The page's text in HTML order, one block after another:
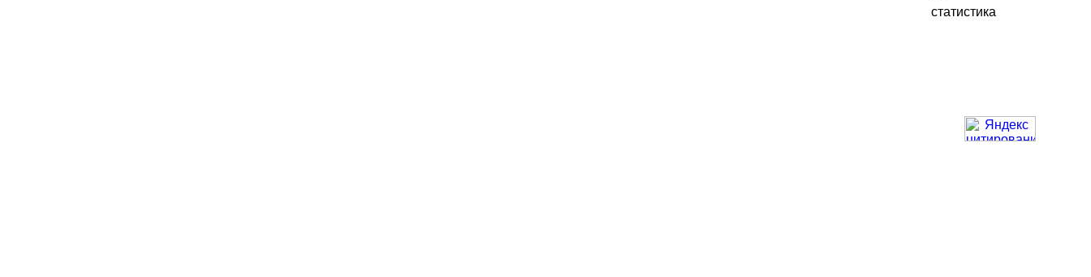
статистика